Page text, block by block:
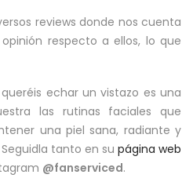
reviews donde nos cuenta
respecto a ellos, lo que
echar un vistazo es una
las rutinas faciales que
una piel sana, radiante y
tanto en su página web
@fanserviced.